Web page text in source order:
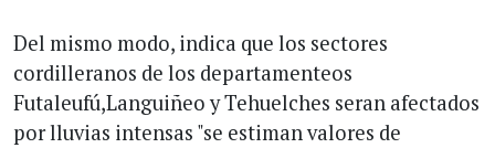
Del mismo modo, indica que los sectores
cordilleranos de los departamenteos
Futaleufú,Languiñeo y Tehuelches seran afectados
por lluvias intensas "se estiman valores de